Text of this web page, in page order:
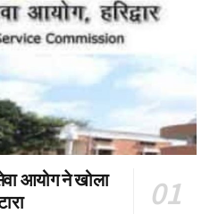
आयोग ने खोला